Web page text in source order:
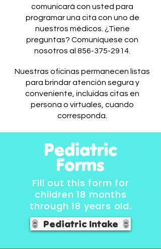
comunicará con usted para
programar una cita con uno de
nuestros médicos. ¿Tiene
preguntas? Comuníquese con
nosotros al 856-375-2914
Nuestras oficinas permanecen listas
para brindar atención segura y
conveniente, incluidas citas en
persona o virtuales, cuando
corresponda.
Pediatric
Forms
Fill out this form for
children 18 months
through 18 years old.
Pediatric Intake